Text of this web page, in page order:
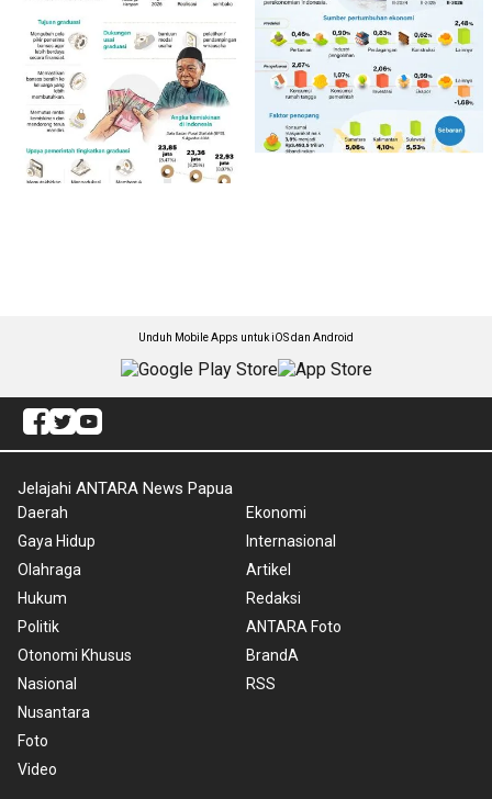
Unduh Mobile Apps untuk iOS dan Android
Jelajahi ANTARA News Papua
Daerah
Gaya Hidup
Olahraga
Hukum
Politik
Otonomi Khusus
Nasional
Nusantara
Foto
Video
Ekonomi
Internasional
Artikel
Redaksi
ANTARA Foto
BrandA
RSS